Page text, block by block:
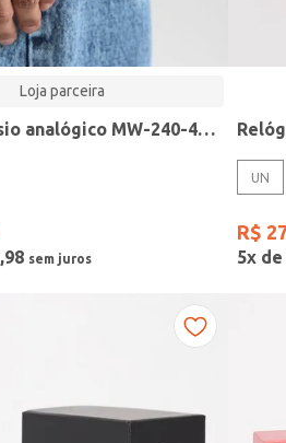
Loja parceira
Relógio Casio analógico MW-240-4BVDF-SC
,98
UN
R$
5x de